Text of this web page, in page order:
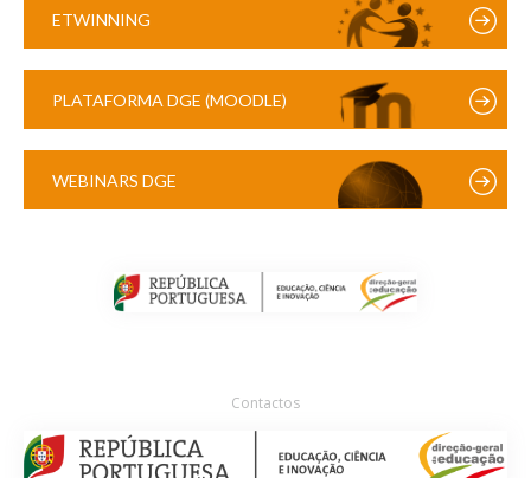
ETWINNING
PLATAFORMA DGE (MOODLE)
WEBINARS DGE
Contactos